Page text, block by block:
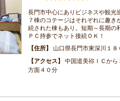
長門市中心にありビジネスや観光
７棟のコテージはそれぞれに趣き
続された棟もあり。短期～長期の
ＰＣ持参でネット接続ＯＫ！
住所
山口県長門市東深川１８
アクセス
中国道美祢ＩＣか
方面４０分